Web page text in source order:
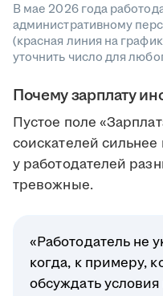
В мае 2026 года
административному
(красная линия на
уточнить число для
Почему зарплату
Пустое поле
соискателей
у работодателей
тревожные.
«Работодатель не
когда, к примеру,
обсуждать